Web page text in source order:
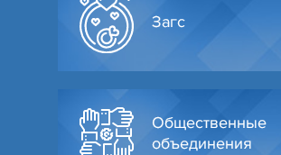
Загс
Общественные
объединения